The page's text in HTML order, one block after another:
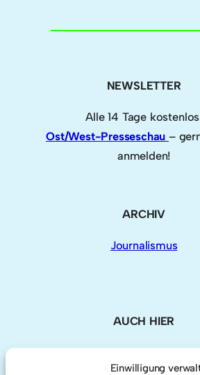
Einwilligung
NEWSLETTER
Alle 14 Tage
Ost/West-Presseschau –
anmelden!
ARCHIV
Journalismus
AUCH HIER
LinkedIn